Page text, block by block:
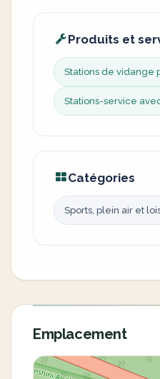
Produits et
Stations de vidange
Stations-service
Catégories
Sports, plein air et
Emplacement